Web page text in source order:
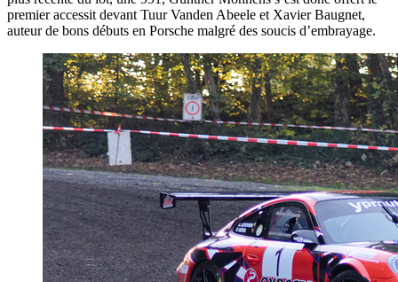
premier accessit devant Tuur Vanden Abeele et Xavier Baugnet,
auteur de bons débuts en Porsche malgré des soucis d’embrayage.